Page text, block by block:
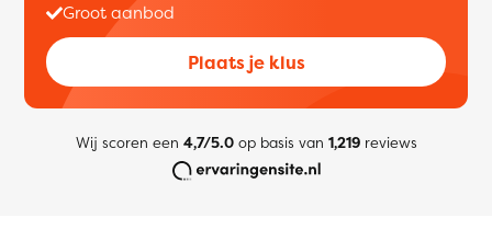
Groot aanbod
Plaats je klus
Wij scoren een 4,7/5.0op basis van 1,219reviews